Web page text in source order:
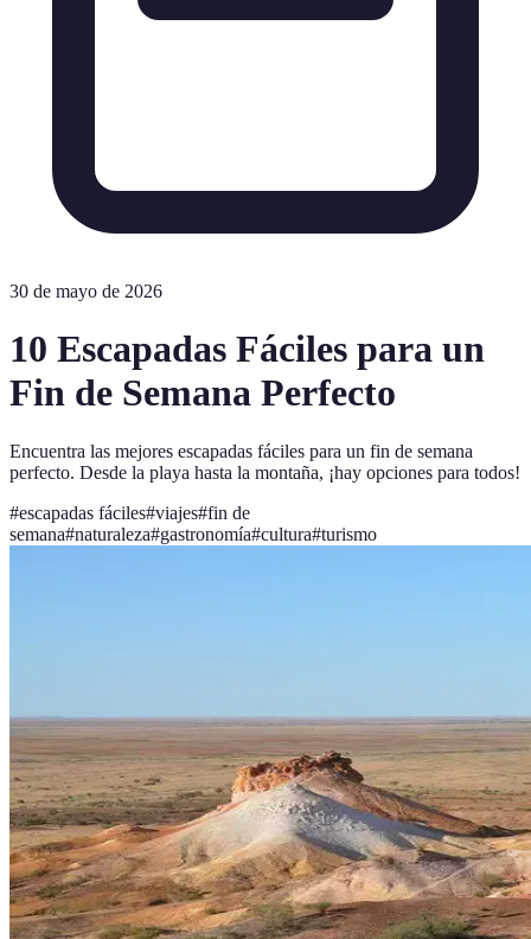
30 de mayo de 2026
10 Escapadas Fáciles para un
Fin de Semana Perfecto
Encuentra las mejores escapadas fáciles para un fin de semana
perfecto. Desde la playa hasta la montaña, ¡hay opciones para todos!
#escapadas fáciles#viajes#fin de
semana#naturaleza#gastronomía#cultura#turismo